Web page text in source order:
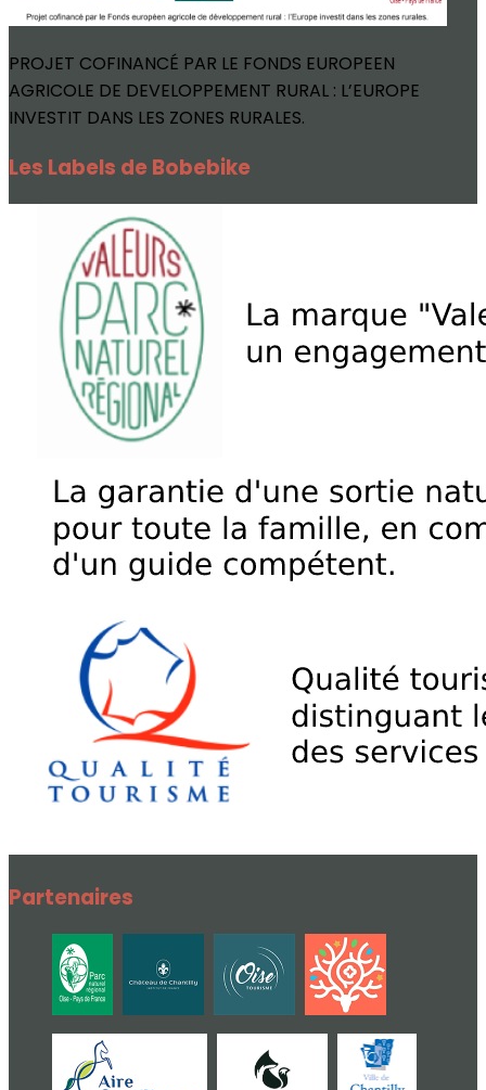
PROJET COFINANCÉ PAR LE FONDS EUROPEEN
AGRICOLE DE DEVELOPPEMENT RURAL : L’EUROPE
INVESTIT DANS LES ZONES RURALES.
Les Labels de Bobebike
Partenaires